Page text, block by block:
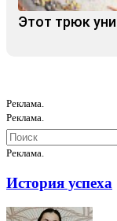
Этот трюк
Реклама.
Реклама.
Реклама.
История успеха